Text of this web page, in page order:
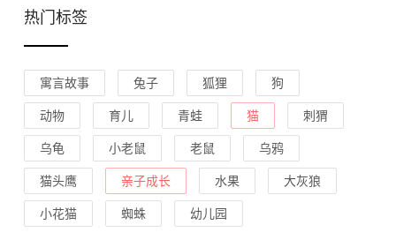
热门标签
寓言故事 兔子 狐狸 狗
动物 育儿 青蛙 猫 刺猬
乌龟 小老鼠 老鼠 乌鸦
猫头鹰 亲子成长 水果 大灰狼
小花猫 蜘蛛 幼儿园